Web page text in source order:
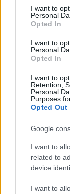
consent section.
I want to
Personal
Opted In
I want to
Personal
Opted In
I want to
Retention,
Personal
Purposes
Opted Out
Google
I want to
related to
device
I want to
Η GAC
Ελλάδα